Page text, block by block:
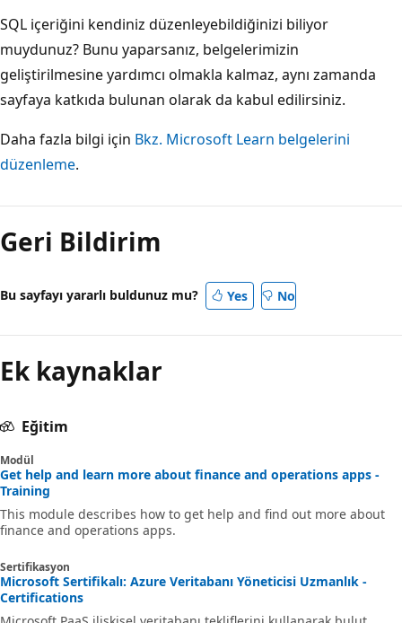
SQL içeriğini kendiniz düzenleyebildiğinizi biliyor
muydunuz? Bunu yaparsanız, belgelerimizin
geliştirilmesine yardımcı olmakla kalmaz, aynı zamanda
sayfaya katkıda bulunan olarak da kabul edilirsiniz.
Daha fazla bilgi için Bkz. Microsoft Learn belgelerini
düzenleme.
Geri Bildirim
Bu sayfayı yararlı buldunuz mu? Yes No
Ek kaynaklar
Eğitim
Modül
Get help and learn more about finance and operations apps -
Training
This module describes how to get help and find out more about
finance and operations apps.
Sertifikasyon
Microsoft Sertifikalı: Azure Veritabanı Yöneticisi Uzmanlık -
Certifications